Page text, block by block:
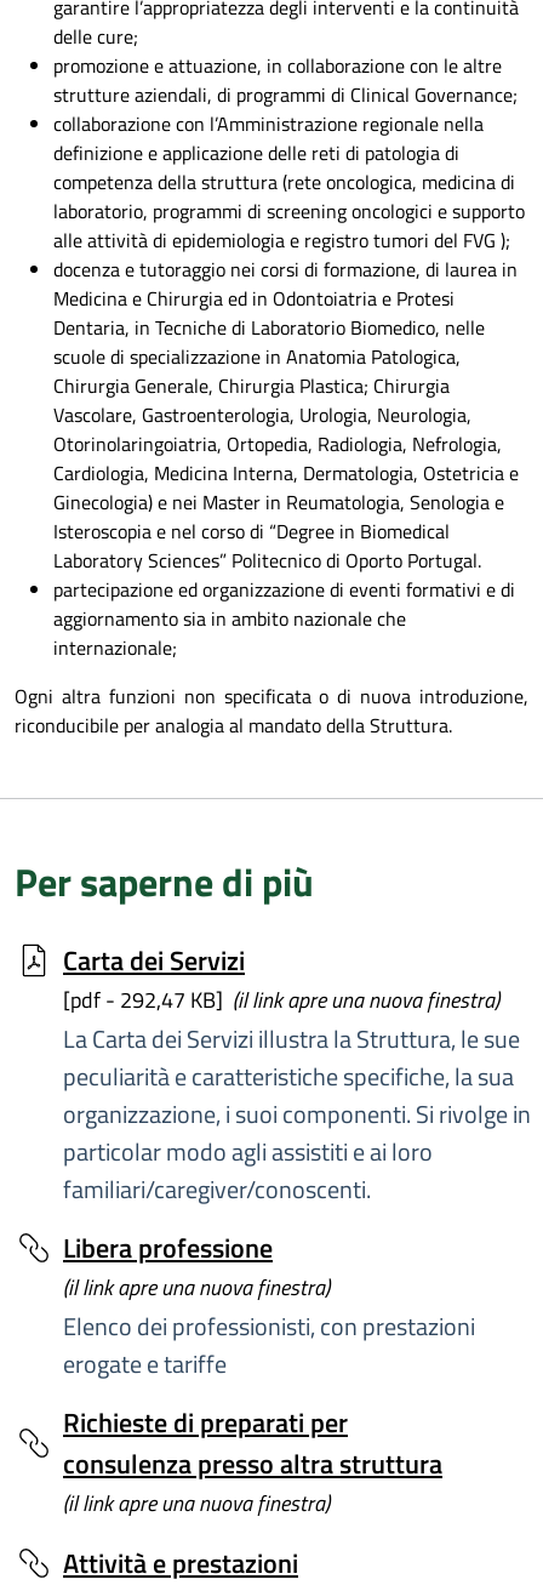
garantire l’appropriatezza degli interventi e la continuità
delle cure;
promozione e attuazione, in collaborazione con le altre
strutture aziendali, di programmi di Clinical Governance;
collaborazione con l’Amministrazione regionale nella
definizione e applicazione delle reti di patologia di
competenza della struttura (rete oncologica, medicina di
laboratorio, programmi di screening oncologici e supporto
alle attività di epidemiologia e registro tumori del FVG );
docenza e tutoraggio nei corsi di formazione, di laurea in
Medicina e Chirurgia ed in Odontoiatria e Protesi
Dentaria, in Tecniche di Laboratorio Biomedico, nelle
scuole di specializzazione in Anatomia Patologica,
Chirurgia Generale, Chirurgia Plastica; Chirurgia
Vascolare, Gastroenterologia, Urologia, Neurologia,
Otorinolaringoiatria, Ortopedia, Radiologia, Nefrologia,
Cardiologia, Medicina Interna, Dermatologia, Ostetricia e
Ginecologia) e nei Master in Reumatologia, Senologia e
Isteroscopia e nel corso di “Degree in Biomedical
Laboratory Sciences” Politecnico di Oporto Portugal.
partecipazione ed organizzazione di eventi formativi e di
aggiornamento sia in ambito nazionale che
internazionale;
Ogni altra funzioni non specificata o di nuova introduzione,
riconducibile per analogia al mandato della Struttura.
Per saperne di più
Carta dei Servizi
[pdf - 292,47 KB] (il link apre una nuova finestra)
La Carta dei Servizi illustra la Struttura, le sue
peculiarità e caratteristiche specifiche, la sua
organizzazione, i suoi componenti. Si rivolge in
particolar modo agli assistiti e ai loro
familiari/caregiver/conoscenti.
Libera professione
(il link apre una nuova finestra)
Elenco dei professionisti, con prestazioni
erogate e tariffe
Richieste di preparati per
consulenza presso altra struttura
(il link apre una nuova finestra)
Attività e prestazioni